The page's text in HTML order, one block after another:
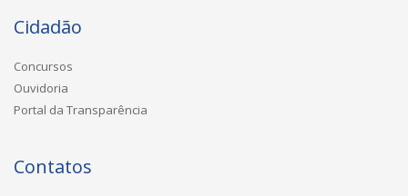
Cidadão
Concursos
Ouvidoria
Portal da Transparência
Contatos